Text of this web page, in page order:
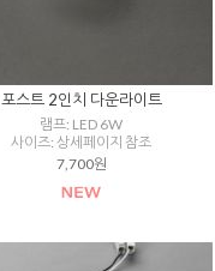
포스트 2인치 다운라이트
램프: LED 6W
사이즈: 상세페이지 참조
7,700원